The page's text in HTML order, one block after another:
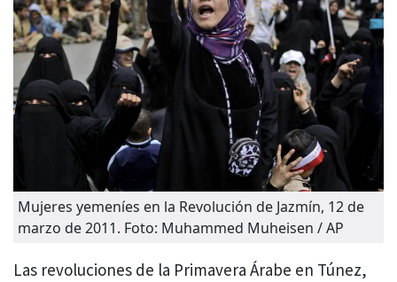
Mujeres yemeníes en la Revolución de Jazmín, 12 de
marzo de 2011. Foto: Muhammed Muheisen / AP
Las revoluciones de la Primavera Árabe en Túnez,